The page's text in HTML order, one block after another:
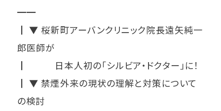
━━
┃ ▼ 桜新町アーバンクリニック院長遠矢純一
郎医師が
┃ 日本人初の「シルビア・ドクター」に！
┃ ▼ 禁煙外来の現状の理解と対策について
の検討